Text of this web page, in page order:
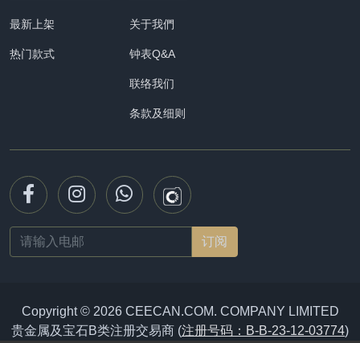
最新上架
热门款式
关于我們
钟表Q&A
联络我们
条款及细则
Email
address
Copyright © 2026 CEECAN.COM. COMPANY LIMITED
贵金属及宝石B类注册交易商 (注册号码：B-B-23-12-03774)